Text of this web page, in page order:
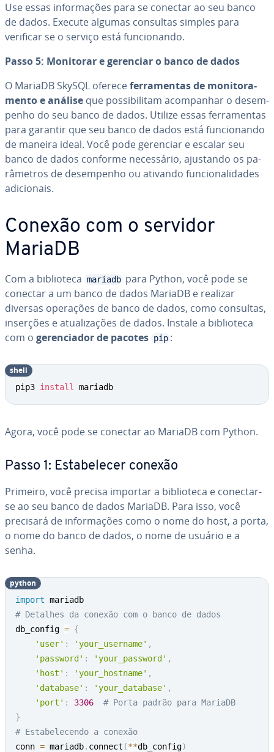
Use essas in­for­ma­ções para se conectar ao seu banco
de dados. Execute algumas consultas simples para
verificar se o serviço está fun­ci­o­nando.
Passo 5: Monitorar e gerenciar o banco de dados
O MariaDB SkySQL oferecefer­ra­men­tas de mo­ni­to­ra­
mento e análise que pos­si­bi­li­tam acom­pa­nhar o de­sem­
pe­nho do seu banco de dados. Utilize essas fer­ra­men­tas
para garantir que seu banco de dados está fun­ci­o­nando
de maneira ideal. Você pode gerenciar e escalar seu
banco de dados conforme ne­ces­sá­rio, ajustando os pa­
râ­me­tros de de­sem­pe­nho ou ativando fun­ci­o­na­li­da­des
adi­ci­o­nais.
Conexão com o servidor
MariaDB
Com a bi­bli­o­teca mariadb para Python, você pode se
conectar a um banco de dados MariaDB e realizar
diversas operações de banco de dados, como consultas,
inserções e atu­a­li­za­ções de dados. Instale a bi­bli­o­teca
com o ge­ren­ci­a­dor de pacotes pip :
pip3 install mariadb
shell
Agora, você pode se conectar ao MariaDB com Python.
Passo 1: Es­ta­be­le­cer conexão
Primeiro, você precisa importar a bi­bli­o­teca e conectar-
se ao seu banco de dados MariaDB. Para isso, você
precisará de in­for­ma­ções como o nome do host, a porta,
o nome do banco de dados, o nome de usuário e a
senha.
import
# Detalhes da conexão com o banco de dados
db_config = {
'user' : 'your_username' ,
'password' : 'your_password' ,
'host' : 'your_hostname' ,
'database' : 'your_database' ,
'port' : 3306
# Porta padrão para MariaDB
}
# Estabelecendo a conexão
conn = mariadb. connect (**db_config)
python